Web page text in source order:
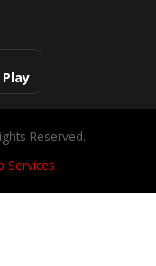
Reserved.
Services